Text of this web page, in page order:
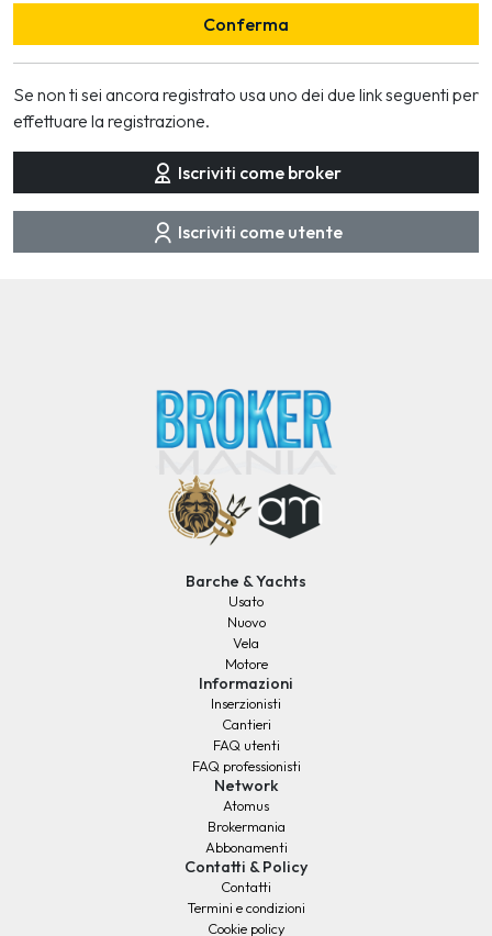
Conferma
Se non ti sei ancora registrato usa uno dei due link seguenti per
effettuare la registrazione.
Iscriviti come broker
Iscriviti come utente
Barche & Yachts
Usato
Nuovo
Vela
Motore
Informazioni
Inserzionisti
Cantieri
FAQ utenti
FAQ professionisti
Network
Atomus
Brokermania
Abbonamenti
Contatti & Policy
Contatti
Termini e condizioni
Cookie policy